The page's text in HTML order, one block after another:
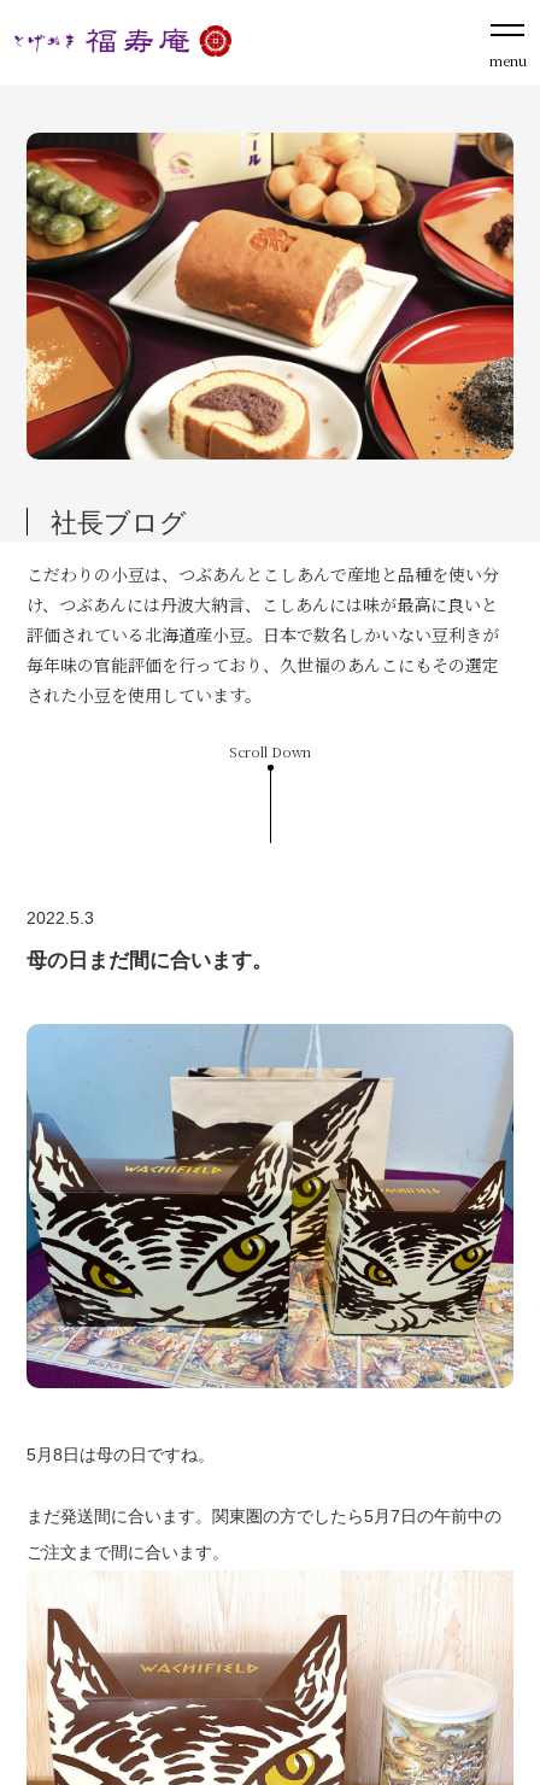
menu
社長ブログ
こだわりの小豆は、つぶあんとこしあんで産地と品種を使い分
け、つぶあんには丹波大納言、こしあんには味が最高に良いと
評価されている北海道産小豆。日本で数名しかいない豆利きが
毎年味の官能評価を行っており、久世福のあんこにもその選定
された小豆を使用しています。
Scroll Down
2022.5.3
母の日まだ間に合います。
5月8日は母の日ですね。
まだ発送間に合います。関東圏の方でしたら5月7日の午前中の
ご注文まで間に合います。